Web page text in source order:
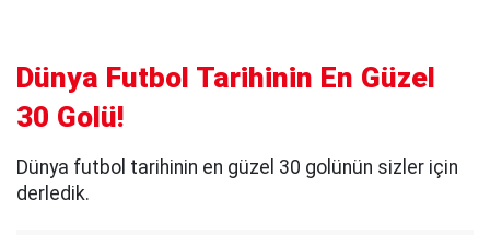
Dünya Futbol Tarihinin En Güzel
30 Golü!
Dünya futbol tarihinin en güzel 30 golünün sizler için
derledik.